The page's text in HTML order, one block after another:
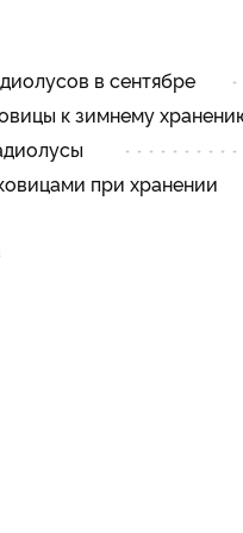
в сентябре
к зимнему
при хранении